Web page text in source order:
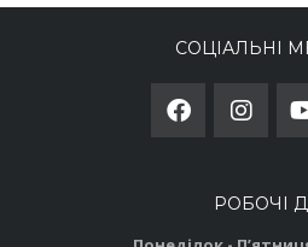
СОЦІАЛЬНІ
РОБОЧІ